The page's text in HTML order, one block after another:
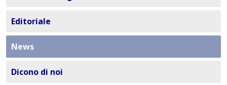
Editoriale
News
Dicono di noi